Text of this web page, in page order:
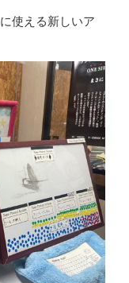
使える新しいア